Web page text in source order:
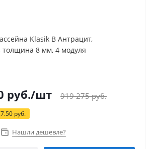
Klasik B Антрацит,
толщина 8 мм, 4 модуля
руб./шт 919 275руб.
руб.
Нашли дешевле?